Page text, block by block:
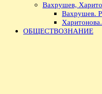
Вахрушев,
Вахрушев.
ОБЩЕСТВОЗНАНИЕ